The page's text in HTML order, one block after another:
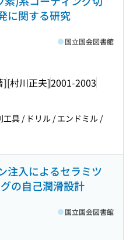
に関する研究
][村川正夫]2001-2003
国立国会図書館
具 / ドリル / エンドミル /
注入によるセラミツ
の自己潤滑設計
国立国会図書館